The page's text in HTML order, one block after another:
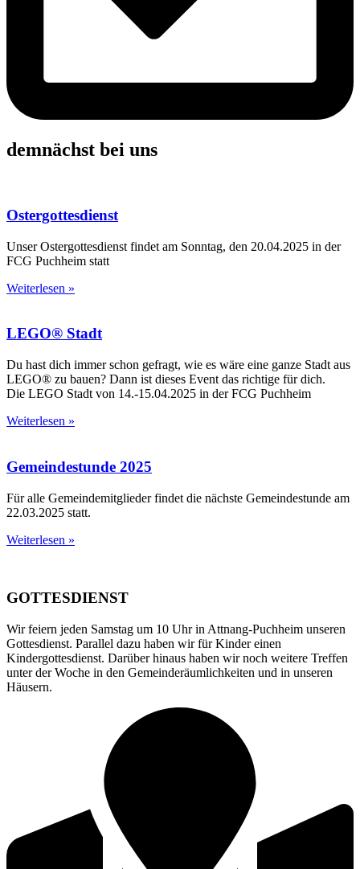
demnächst bei uns
Ostergottesdienst
Unser Ostergottesdienst findet am Sonntag, den 20.04.2025 in der
FCG Puchheim statt
Weiterlesen »
LEGO® Stadt
Du hast dich immer schon gefragt, wie es wäre eine ganze Stadt aus
LEGO® zu bauen? Dann ist dieses Event das richtige für dich.
Die LEGO Stadt von 14.-15.04.2025 in der FCG Puchheim
Weiterlesen »
Gemeindestunde 2025
Für alle Gemeindemitglieder findet die nächste Gemeindestunde am
22.03.2025 statt.
Weiterlesen »
GOTTESDIENST
Wir feiern jeden Samstag um 10 Uhr in Attnang-Puchheim unseren
Gottesdienst. Parallel dazu haben wir für Kinder einen
Kindergottesdienst. Darüber hinaus haben wir noch weitere Treffen
unter der Woche in den Gemeinderäumlichkeiten und in unseren
Häusern.